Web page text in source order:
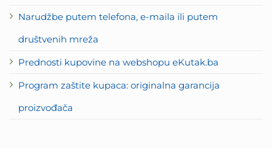
Narudžbe putem telefona, e-maila ili putem
društvenih mreža
Prednosti kupovine na webshopu eKutak.ba
Program zaštite kupaca: originalna garancija
proizvođača